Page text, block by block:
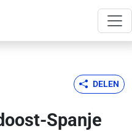
DELEN
Spanje